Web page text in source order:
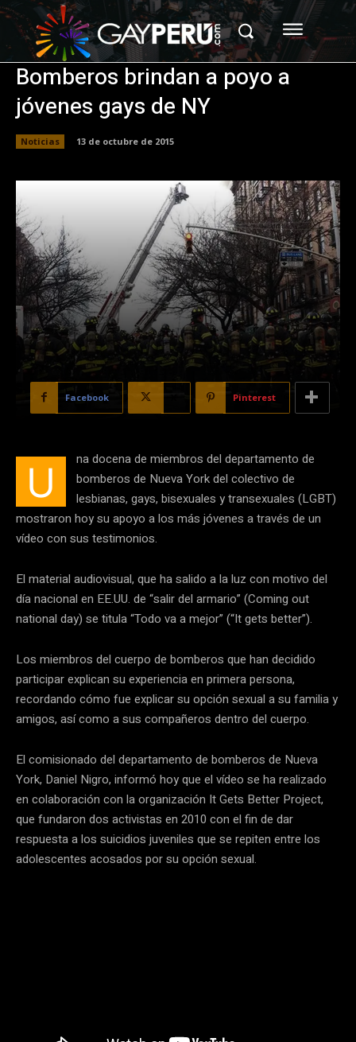
Bomberos brindan a poyo a
jóvenes gays de NY
Noticias 13 de octubre de 2015
Facebook Pinterest
U
na docena de miembros del departamento de
bomberos de Nueva York del colectivo de
lesbianas, gays, bisexuales y transexuales (LGBT)
mostraron hoy su apoyo a los más jóvenes a través de un
vídeo con sus testimonios.
El material audiovisual, que ha salido a la luz con motivo del
día nacional en EE.UU. de “salir del armario” (Coming out
national day) se titula “Todo va a mejor” (“It gets better”).
Los miembros del cuerpo de bomberos que han decidido
participar explican su experiencia en primera persona,
recordando cómo fue explicar su opción sexual a su familia y
amigos, así como a sus compañeros dentro del cuerpo.
El comisionado del departamento de bomberos de Nueva
York, Daniel Nigro, informó hoy que el vídeo se ha realizado
en colaboración con la organización It Gets Better Project,
que fundaron dos activistas en 2010 con el fin de dar
respuesta a los suicidios juveniles que se repiten entre los
adolescentes acosados por su opción sexual.